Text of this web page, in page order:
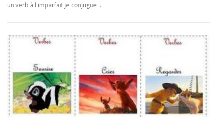
un verb à l'imparfait je conjugue …